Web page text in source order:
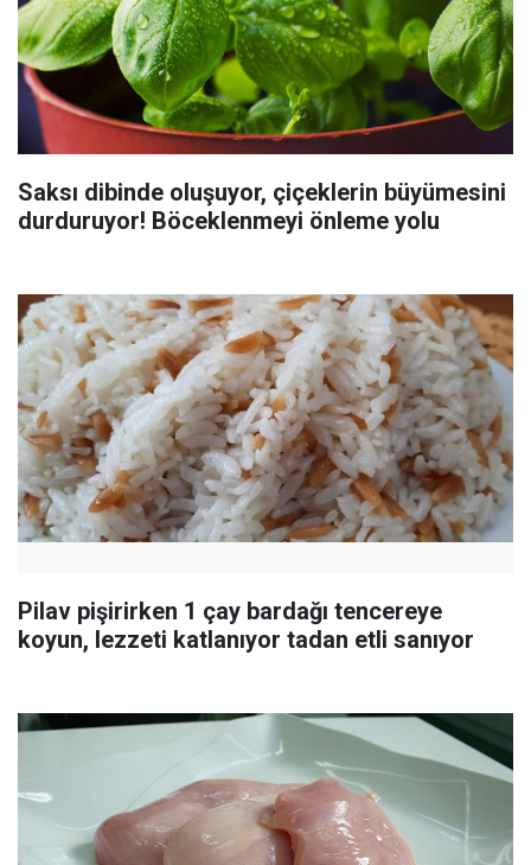
Saksı dibinde oluşuyor, çiçeklerin büyümesini
durduruyor! Böceklenmeyi önleme yolu
Pilav pişirirken 1 çay bardağı tencereye
koyun, lezzeti katlanıyor tadan etli sanıyor